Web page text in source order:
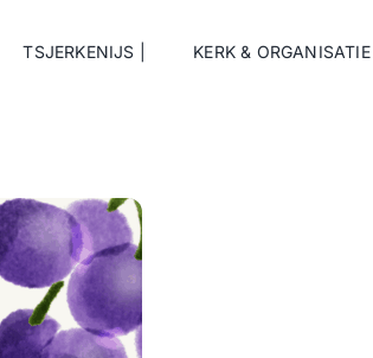
TSJERKENIJS | KERK & ORGANISATIE |